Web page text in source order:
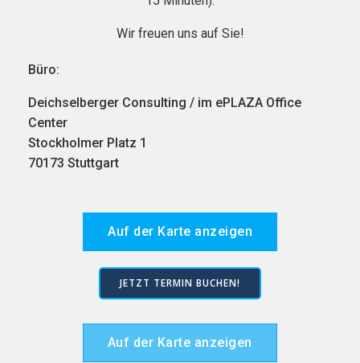
Wir freuen uns auf Sie!
Büro:
Deichselberger Consulting / im ePLAZA Office
Center
Stockholmer Platz 1
70173 Stuttgart
Auf der Karte anzeigen
JETZT TERMIN BUCHEN!
Auf der Karte anzeigen